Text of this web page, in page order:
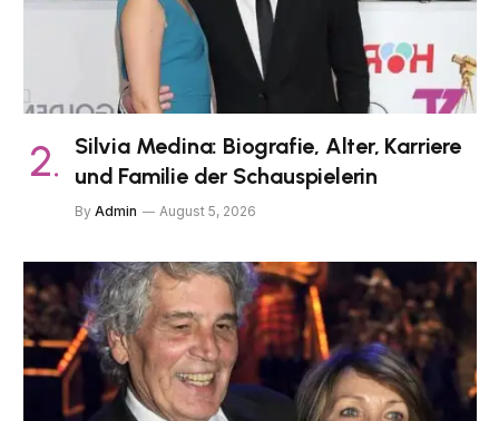
Silvia Medina: Biografie, Alter, Karriere
und Familie der Schauspielerin
By Admin August 5, 2026